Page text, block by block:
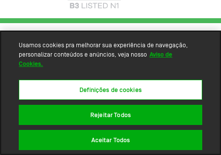
Usamos cookies pra melhorar sua experiência de navegação,
personalizar conteúdos e anúncios, veja nosso Aviso de
Cookies.
Definições de cookies
Rejeitar Todos
Aceitar Todos